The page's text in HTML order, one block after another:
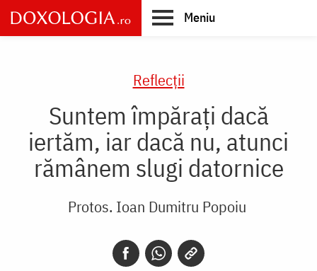
Skip
to
main
Meniu
Reflecții
Suntem împărați dacă
iertăm, iar dacă nu, atunci
rămânem slugi datornice
Protos. Ioan Dumitru Popoiu